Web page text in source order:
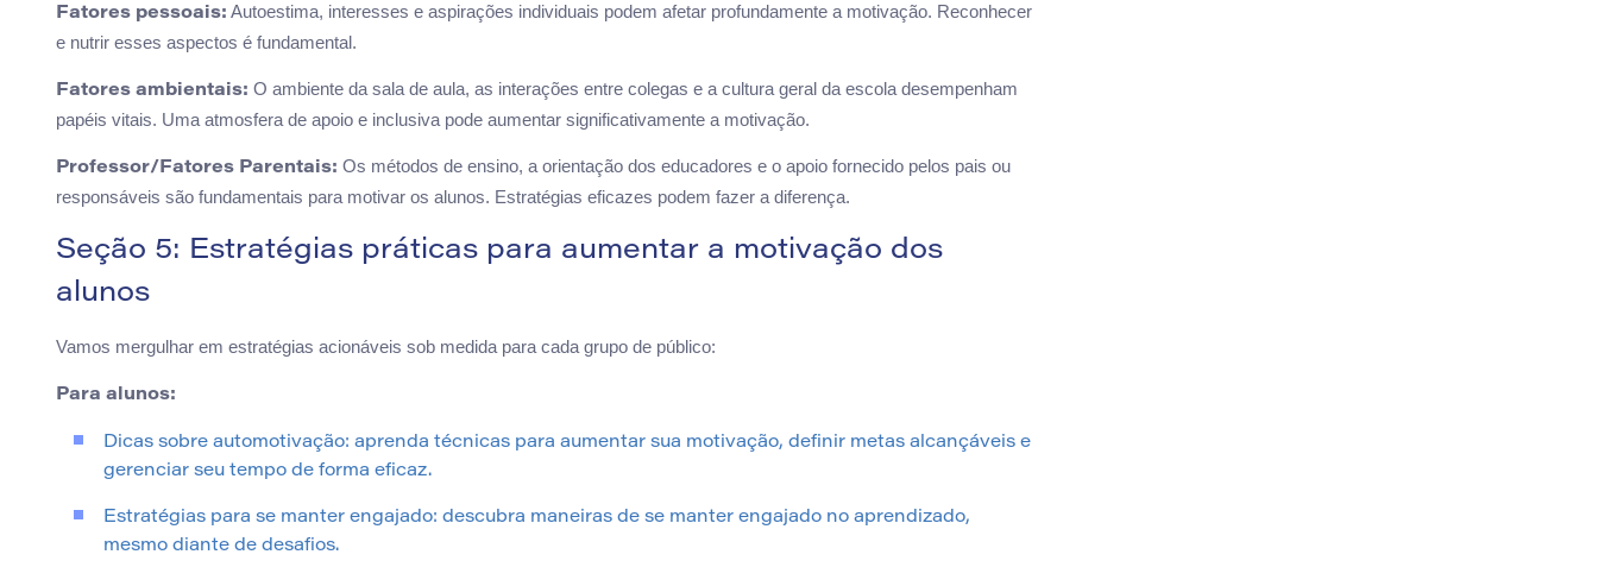
Fatores pessoais: Autoestima, interesses e aspirações individuais podem afetar profundamente a motivação. Reconhecer
e nutrir esses aspectos é fundamental.
Fatores ambientais: O ambiente da sala de aula, as interações entre colegas e a cultura geral da escola desempenham
papéis vitais. Uma atmosfera de apoio e inclusiva pode aumentar significativamente a motivação.
Professor/Fatores Parentais: Os métodos de ensino, a orientação dos educadores e o apoio fornecido pelos pais ou
responsáveis são fundamentais para motivar os alunos. Estratégias eficazes podem fazer a diferença.
Seção 5: Estratégias práticas para aumentar a motivação dos
alunos
Vamos mergulhar em estratégias acionáveis sob medida para cada grupo de público:
Para alunos:
Dicas sobre automotivação: aprenda técnicas para aumentar sua motivação, definir metas alcançáveis e
gerenciar seu tempo de forma eficaz.
Estratégias para se manter engajado: descubra maneiras de se manter engajado no aprendizado,
mesmo diante de desafios.